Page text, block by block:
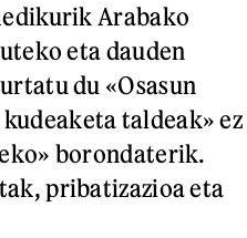
Arabako
eta dauden
du «Osasun
taldeak» ez
borondaterik.
pribatizazioa eta